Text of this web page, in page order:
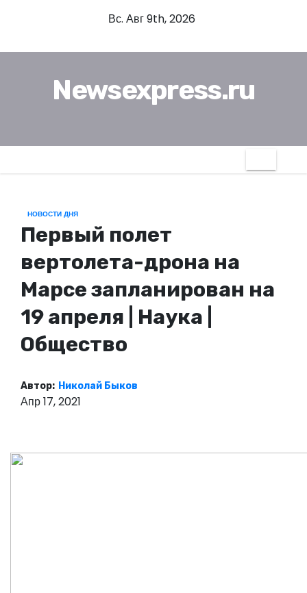
к
Вс. Авг 9th, 2026
Newsexpress.ru
НОВОСТИ ДНЯ
Первый полет
вертолета-дрона на
Марсе запланирован на
19 апреля | Наука |
Общество
Автор: Николай Быков
Апр 17, 2021